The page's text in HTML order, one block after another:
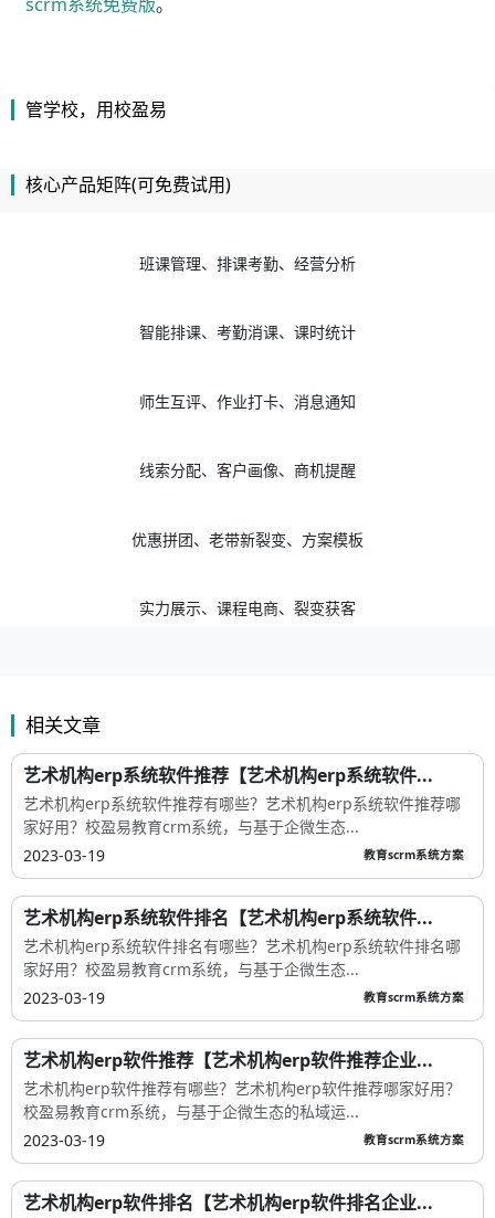
管学校，用校盈易
核心产品矩阵(可免费试用)
班课管理、排课考勤、经营分析
智能排课、考勤消课、课时统计
师生互评、作业打卡、消息通知
线索分配、客户画像、商机提醒
优惠拼团、老带新裂变、方案模板
实力展示、课程电商、裂变获客
相关文章
艺术机构erp系统软件推荐【艺术机构erp系统软件...
艺术机构erp系统软件推荐有哪些？艺术机构erp系统软件推荐哪
家好用？校盈易教育crm系统，与基于企微生态...
2023-03-19
教育scrm系统方案
艺术机构erp系统软件排名【艺术机构erp系统软件...
艺术机构erp系统软件排名有哪些？艺术机构erp系统软件排名哪
家好用？校盈易教育crm系统，与基于企微生态...
2023-03-19
教育scrm系统方案
艺术机构erp软件推荐【艺术机构erp软件推荐企业...
艺术机构erp软件推荐有哪些？艺术机构erp软件推荐哪家好用？
校盈易教育crm系统，与基于企微生态的私域运...
2023-03-19
教育scrm系统方案
艺术机构erp软件排名【艺术机构erp软件排名企业...